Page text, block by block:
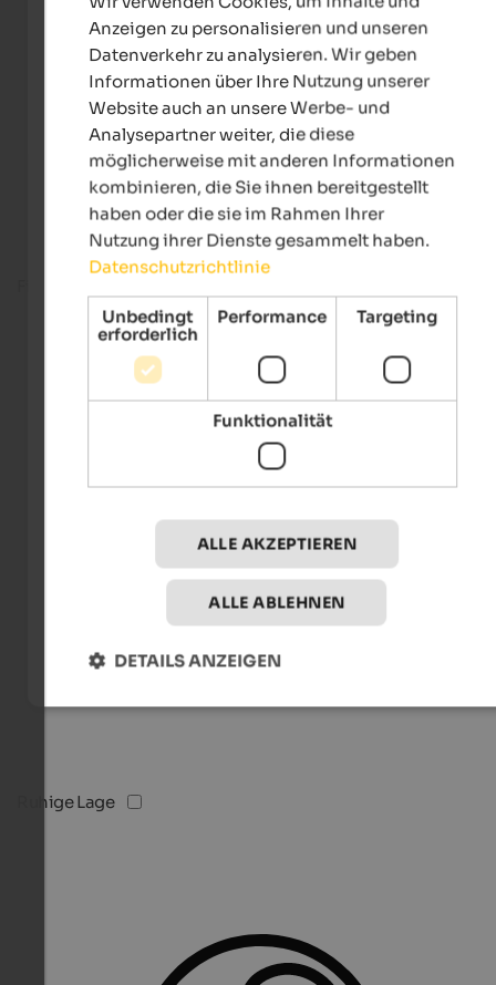
Ruhige Lage
GERMAN
Anzeigen zu personalisieren und unseren
Datenverkehr zu analysieren. Wir geben
Informationen über Ihre Nutzung unserer
Website auch an unsere Werbe- und
Analysepartner weiter, die diese
möglicherweise mit anderen Informationen
kombinieren, die Sie ihnen bereitgestellt
haben oder die sie im Rahmen Ihrer
Nutzung ihrer Dienste gesammelt haben.
Datenschutzrichtlinie
Unbedingt
erforderlich
Performance Targeting
Funktionalität
ALLE AKZEPTIEREN
ALLE ABLEHNEN
DETAILS ANZEIGEN